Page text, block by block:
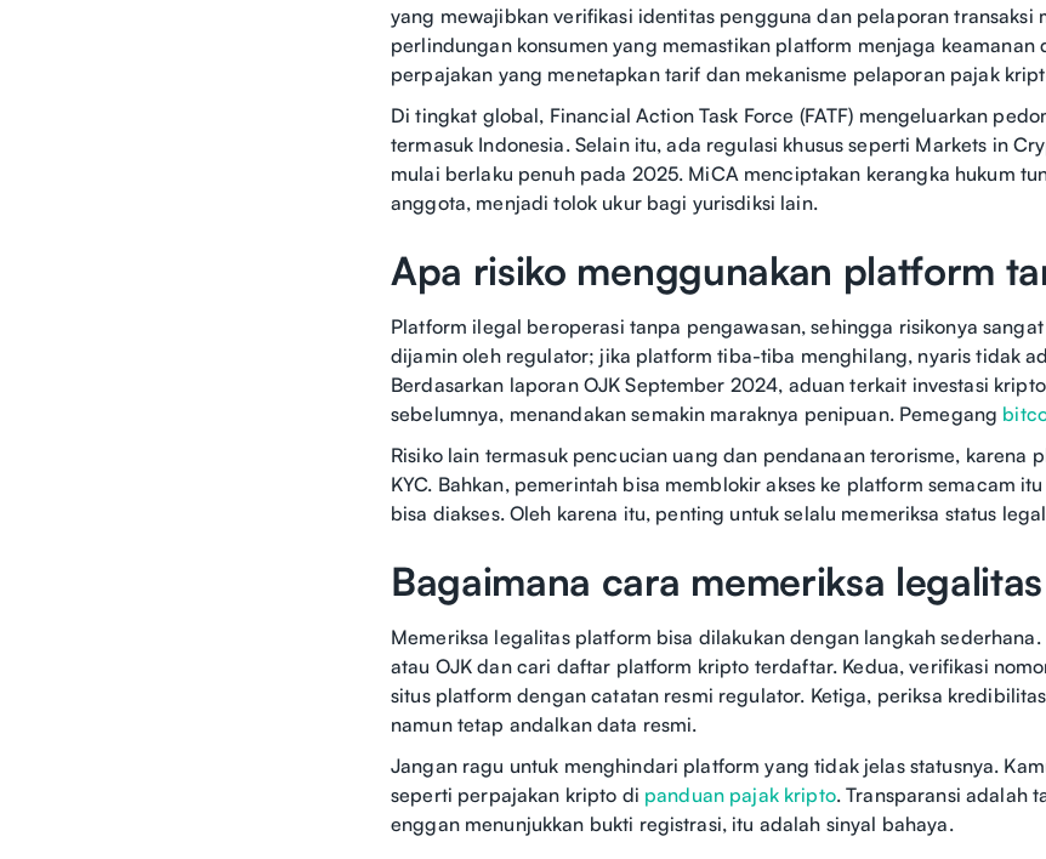
yang mewajibkan verifikasi identitas pengguna dan pelaporan transaksi
perlindungan konsumen yang memastikan platform menjaga
perpajakan yang menetapkan tarif dan mekanisme pelaporan pajak
Di tingkat global, Financial Action Task Force (FATF) mengeluarkan
termasuk Indonesia. Selain itu, ada regulasi khusus seperti Markets in
mulai berlaku penuh pada 2025. MiCA menciptakan kerangka hukum
anggota, menjadi tolok ukur bagi yurisdiksi lain.
Apa risiko menggunakan platform
Platform ilegal beroperasi tanpa pengawasan, sehingga risikonya
dijamin oleh regulator; jika platform tiba-tiba menghilang, nyaris tidak
Berdasarkan laporan OJK September 2024, aduan terkait investasi
sebelumnya, menandakan semakin maraknya penipuan. Pemegang
Risiko lain termasuk pencucian uang dan pendanaan terorisme, karena
KYC. Bahkan, pemerintah bisa memblokir akses ke platform semacam
bisa diakses. Oleh karena itu, penting untuk selalu memeriksa status
Bagaimana cara memeriksa
Memeriksa legalitas platform bisa dilakukan dengan langkah
atau OJK dan cari daftar platform kripto terdaftar. Kedua, verifikasi
situs platform dengan catatan resmi regulator. Ketiga, periksa
namun tetap andalkan data resmi.
Jangan ragu untuk menghindari platform yang tidak jelas statusnya.
seperti perpajakan kripto di panduan pajak kripto. Transparansi adalah
enggan menunjukkan bukti registrasi, itu adalah sinyal bahaya.